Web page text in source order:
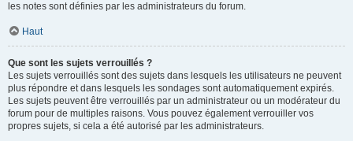
les notes sont définies par les administrateurs du forum.
Haut
Que sont les sujets verrouillés ?
Les sujets verrouillés sont des sujets dans lesquels les utilisateurs ne peuvent
plus répondre et dans lesquels les sondages sont automatiquement expirés.
Les sujets peuvent être verrouillés par un administrateur ou un modérateur du
forum pour de multiples raisons. Vous pouvez également verrouiller vos
propres sujets, si cela a été autorisé par les administrateurs.